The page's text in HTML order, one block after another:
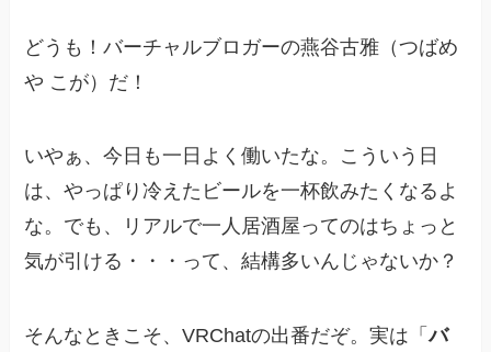
どうも！バーチャルブロガーの燕谷古雅（つばめ
や こが）だ！
いやぁ、今日も一日よく働いたな。こういう日
は、やっぱり冷えたビールを一杯飲みたくなるよ
な。でも、リアルで一人居酒屋ってのはちょっと
気が引ける・・・って、結構多いんじゃないか？
そんなときこそ、VRChatの出番だぞ。実は「バ